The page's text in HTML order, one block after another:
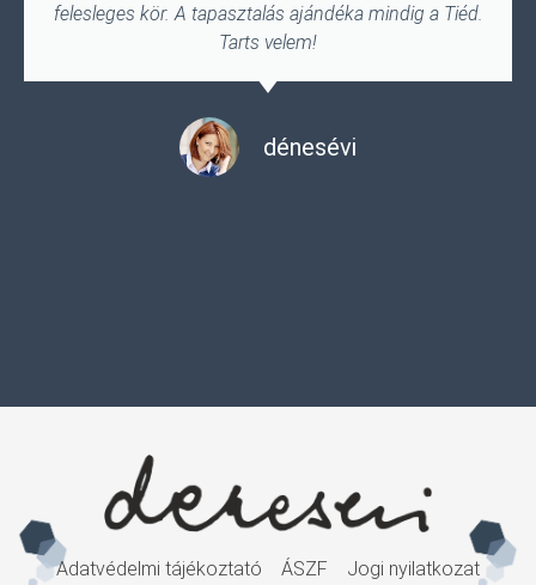
felesleges kör. A tapasztalás ajándéka mindig a Tiéd.
Tarts velem!
dénesévi
Adatvédelmi tájékoztató ÁSZF
Jogi nyilatkozat